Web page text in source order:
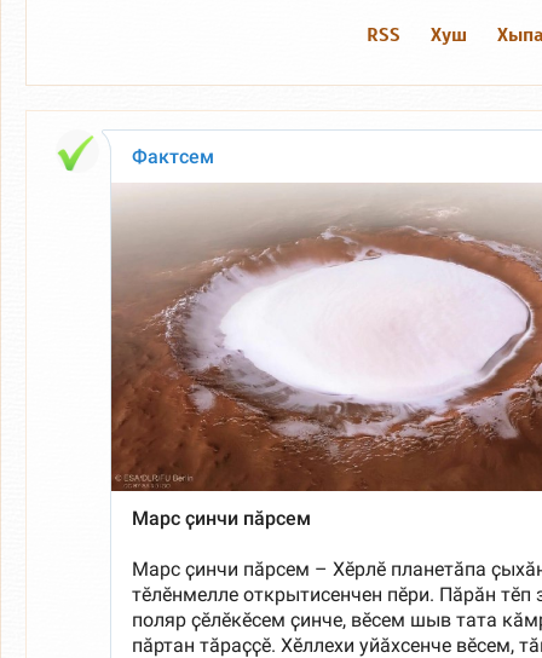
Хуш
RSS